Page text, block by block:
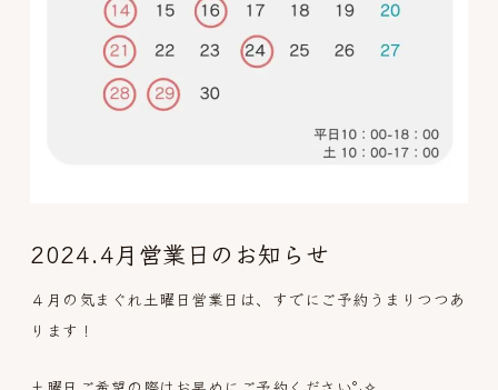
2024.4月営業日のお知らせ
４月の気まぐれ土曜日営業日は、すでにご予約うまりつつあ
ります！